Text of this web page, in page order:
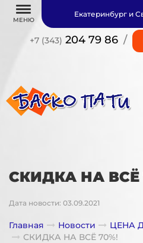
МЕНЮ
+7 (343) 204 79 86 /
Екатеринбург и
СКИДКА НА ВСЁ
Дата новости: 03.09.2021
Главная Новости
ЦЕНА
СКИДКА НА ВСЁ 70%!